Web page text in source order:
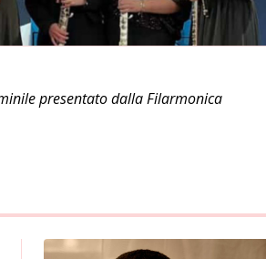
presentato dalla Filarmonica